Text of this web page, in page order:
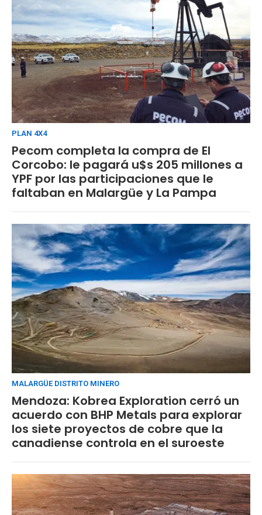
PLAN 4X4
Pecom completa la compra de El
Corcobo: le pagará u$s 205 millones a
YPF por las participaciones que le
faltaban en Malargüe y La Pampa
MALARGÜE DISTRITO MINERO
Mendoza: Kobrea Exploration cerró un
acuerdo con BHP Metals para explorar
los siete proyectos de cobre que la
canadiense controla en el suroeste